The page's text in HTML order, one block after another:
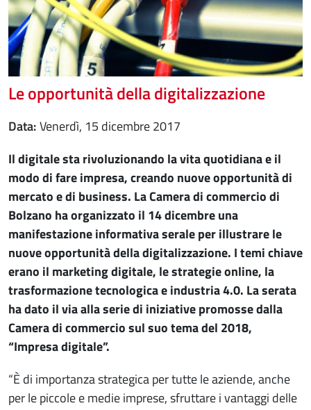
Le opportunità della digitalizzazione
Data
venerdì, 15 dicembre 2017
Il digitale sta rivoluzionando la vita quotidiana e il
modo di fare impresa, creando nuove opportunità di
mercato e di business. La Camera di commercio di
Bolzano ha organizzato il 14 dicembre una
manifestazione informativa serale per illustrare le
nuove opportunità della digitalizzazione. I temi chiave
erano il marketing digitale, le strategie online, la
trasformazione tecnologica e industria 4.0. La serata
ha dato il via alla serie di iniziative promosse dalla
Camera di commercio sul suo tema del 2018,
“Impresa digitale”.
“È di importanza strategica per tutte le aziende, anche
per le piccole e medie imprese, sfruttare i vantaggi delle